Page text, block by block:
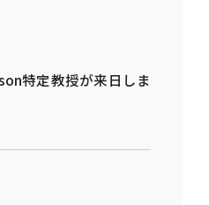
特定教授が来日しま